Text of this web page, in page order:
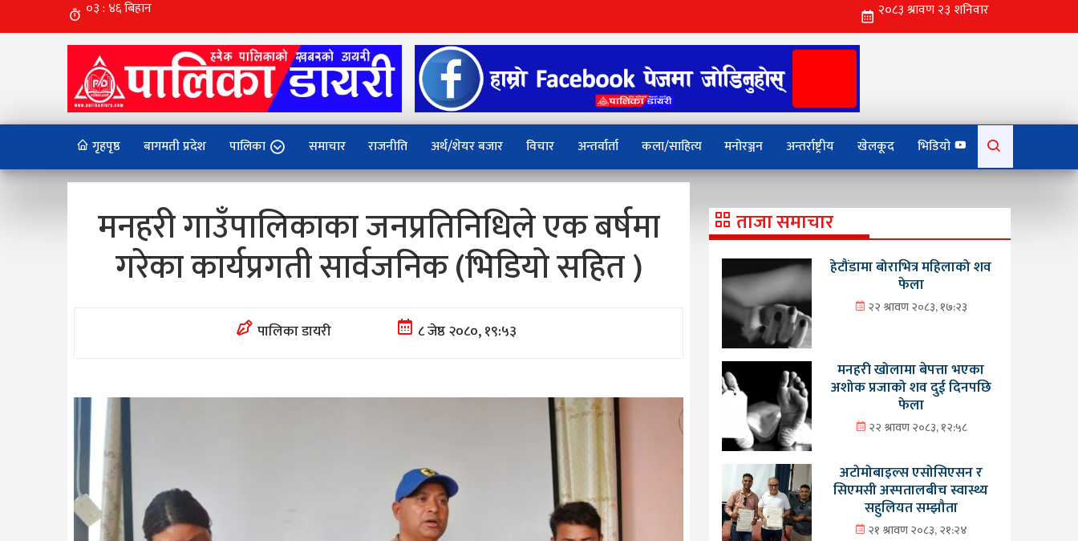
गृहपृष्ठ बागमती प्रदेश पालिका समाचार राजनीति अर्थ/शेयर बजार विचार अन्तर्वार्ता कला/साहित्य मनोरञ्जन अन्तर्राष्ट्रीय खेलकूद भिडियो
for:
मनहरी गाउँपालिकाका जनप्रतिनिधिले एक बर्षमा
गरेका कार्यप्रगती सार्वजनिक (भिडियो सहित )
पालिका डायरी ८ जेष्ठ २०८०, १९:५३
ताजा समाचार
हेटौंडामा बोराभित्र महिलाको शव
फेला
२२ श्रावण २०८३, १७:२३
मनहरी खोलामा बेपत्ता भएका
अशोक प्रजाको शव दुई दिनपछि
फेला
२२ श्रावण २०८३, १२:५८
अटोमोबाइल्स एसोसिएसन र
सिएमसी अस्पतालबीच स्वास्थ्य
सहुलियत सम्झौता
२१ श्रावण २०८३, २१:२४